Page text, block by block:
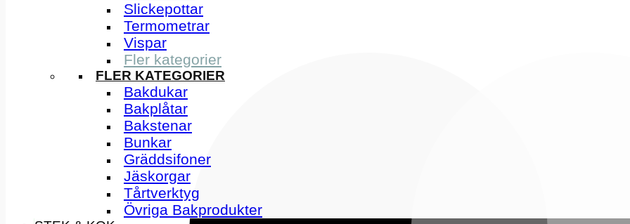
Slickepottar
Termometrar
Vispar
Fler kategorier
FLER KATEGORIER
Bakdukar
Bakplåtar
Bakstenar
Bunkar
Gräddsifoner
Jäskorgar
Tårtverktyg
Övriga Bakprodukter